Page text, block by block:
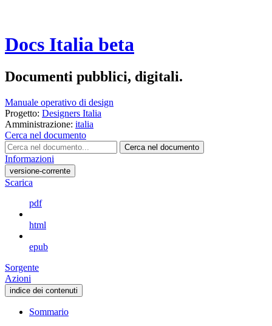
Docs Italia beta
Documenti pubblici, digitali.
Manuale operativo di design
Progetto: Designers Italia
Amministrazione: italia
Cerca nel documento
Cerca nel documento
Informazioni
versione-corrente
Scarica
pdf
html
epub
Sorgente
Azioni
indice dei contenuti
Sommario